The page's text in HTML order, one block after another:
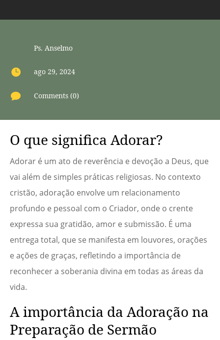
Ps. Anselmo
 ago 29, 2024
 Comments (0)
O que significa Adorar?
Adorar é um ato de reverência e devoção a Deus, que
vai além de simples práticas religiosas. No contexto
cristão, adoração envolve um relacionamento
profundo e pessoal com o Criador, onde o crente
expressa sua gratidão, amor e submissão. É uma
entrega total, que se manifesta em louvores, orações
e ações de graças, refletindo a importância de
reconhecer a soberania divina em todas as áreas da
vida.
A importância da Adoração na
Preparação de Sermão